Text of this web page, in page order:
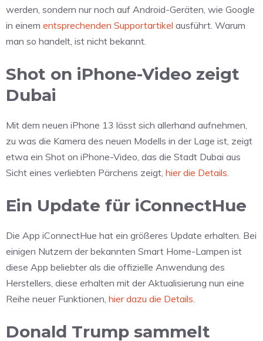
werden, sondern nur noch auf Android-Geräten, wie Google
in einem entsprechenden Supportartikel ausführt. Warum
man so handelt, ist nicht bekannt.
Shot on iPhone-Video zeigt
Dubai
Mit dem neuen iPhone 13 lässt sich allerhand aufnehmen,
zu was die Kamera des neuen Modells in der Lage ist, zeigt
etwa ein Shot on iPhone-Video, das die Stadt Dubai aus
Sicht eines verliebten Pärchens zeigt, hier die Details
Ein Update für iConnectHue
Die App iConnectHue hat ein größeres Update erhalten. Bei
einigen Nutzern der bekannten Smart Home-Lampen ist
diese App beliebter als die offizielle Anwendung des
Herstellers, diese erhalten mit der Aktualisierung nun eine
Reihe neuer Funktionen, hier dazu die Details
Donald Trump sammelt